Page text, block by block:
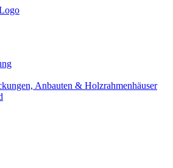
Anbauten & Holzrahmenhäuser